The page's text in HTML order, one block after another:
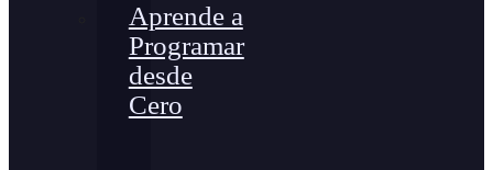
Aprende a
Programar
desde
Cero